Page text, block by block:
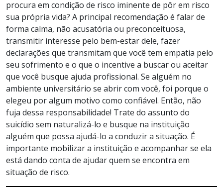
procura em condição de risco iminente de pôr em risco
sua própria vida? A principal recomendação é falar de
forma calma, não acusatória ou preconceituosa,
transmitir interesse pelo bem-estar dele, fazer
declarações que transmitam que você tem empatia pelo
seu sofrimento e o que o incentive a buscar ou aceitar
que você busque ajuda profissional. Se alguém no
ambiente universitário se abrir com você, foi porque o
elegeu por algum motivo como confiável. Então, não
fuja dessa responsabilidade! Trate do assunto do
suicídio sem naturalizá-lo e busque na instituição
alguém que possa ajudá-lo a conduzir a situação. É
importante mobilizar a instituição e acompanhar se ela
está dando conta de ajudar quem se encontra em
situação de risco.